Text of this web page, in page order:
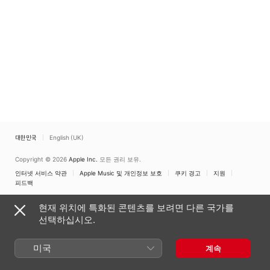
대한민국 English (UK)
Copyright © 2026 Apple Inc. 모든 권리 보유.
인터넷 서비스 약관
Apple Music 및 개인정보 보호 쿠키 경고
지원
피드백
현재 위치에 특화된 콘텐츠를 보려면 다른 국가를
선택하십시오.
미국 계속